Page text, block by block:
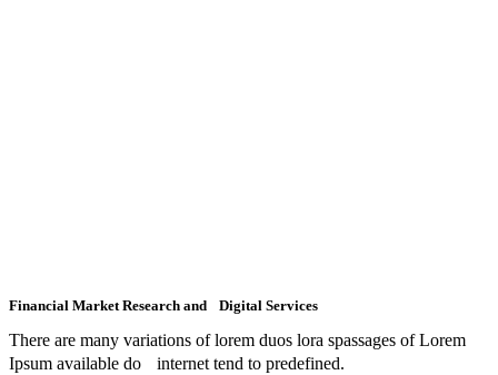
Financial Market Research and Digital Services
There are many variations of lorem duos lora spassages of Lorem
Ipsum available do internet tend to predefined.